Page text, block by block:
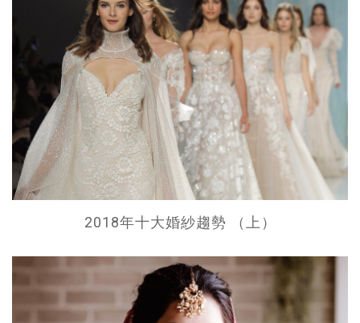
2018年十大婚紗趨勢 （上）